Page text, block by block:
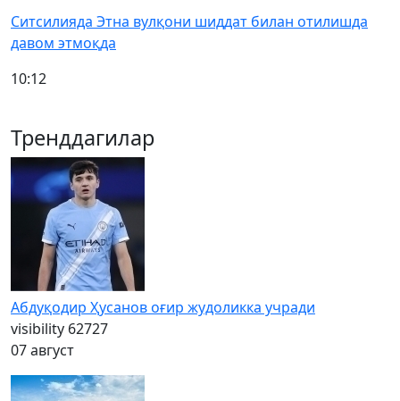
Ситсилияда Этна вулқони шиддат билан отилишда
давом этмоқда
10:12
Тренддагилар
Абдуқодир Ҳусанов оғир жудоликка учради
visibility 62727
07 август